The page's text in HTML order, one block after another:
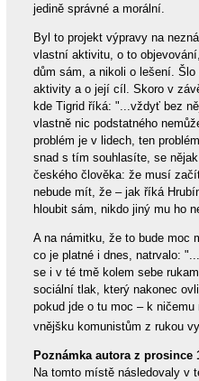
jedině správné a morální.
Byl to projekt výpravy na
vlastní aktivitu, o to
dům sám, a nikoli o lešení.
aktivity a o její cíl. Skoro v
kde Tigrid říká: "...vždyť bez
vlastně nic podstatného
problém je v lidech, ten
snad s tím souhlasíte, se
českého člověka: že musí
nebude mít, že – jak říká
hloubit sám, nikdo jiný mu ho
A na námitku, že to bude moc
co je platné i dnes, natrvalo:
se i v té tmě kolem sebe
sociální tlak, který nakonec
pokud jde o tu moc – k
vnějšku komunistům z rukou
Poznámka autora z prosince
Na tomto místě následovaly v